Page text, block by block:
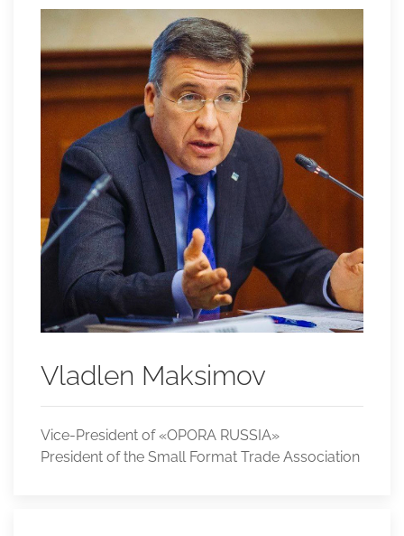
Vladlen Maksimov
Vice-President of «OPORA RUSSIA»
President of the Small Format Trade Association